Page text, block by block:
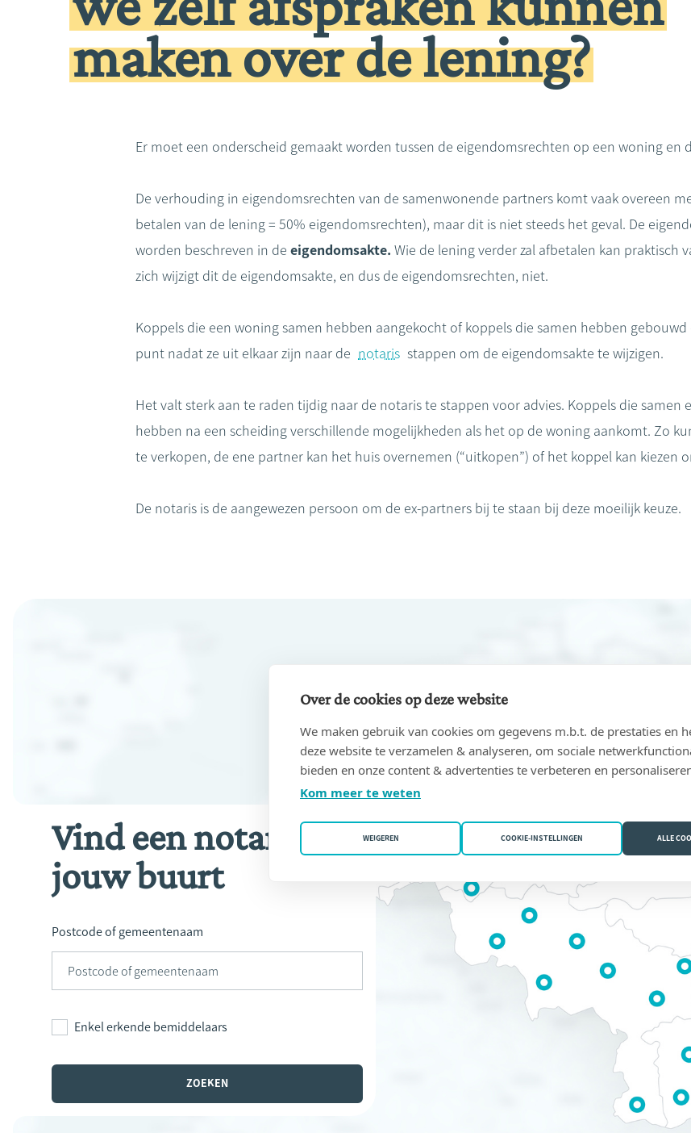
maken over de lening?
Er moet een onderscheid gemaakt worden tussen de eigendomsrechten op een woning en
De verhouding in eigendomsrechten van de samenwonende partners komt vaak overeen
betalen van de lening = 50% eigendomsrechten), maar dit is niet steeds het geval. De
worden beschreven in de eigendomsakte. Wie de lening verder zal afbetalen kan praktisch
zich wijzigt dit de eigendomsakte, en dus de eigendomsrechten, niet.
Koppels die een woning samen hebben aangekocht of koppels die samen hebben
punt nadat ze uit elkaar zijn naar de notaris stappen om de eigendomsakte te wijzigen.
Het valt sterk aan te raden tijdig naar de notaris te stappen voor advies. Koppels die samen
hebben na een scheiding verschillende mogelijkheden als het op de woning aankomt. Zo
te verkopen, de ene partner kan het huis overnemen (“uitkopen”) of het koppel kan kiezen
De notaris is de aangewezen persoon om de ex-partners bij te staan bij deze moeilijk keuze.
Vind een notaris in
jouw buurt
Postcode of gemeentenaam
Enkel erkende bemiddelaars
Over de cookies op deze website
We maken gebruik van cookies om gegevens m.b.t. de prestaties en
deze website te verzamelen & analyseren, om sociale
bieden en onze content & advertenties te verbeteren en
Kom meer te weten
WEIGEREN COOKIE-INSTELLINGEN ALLE